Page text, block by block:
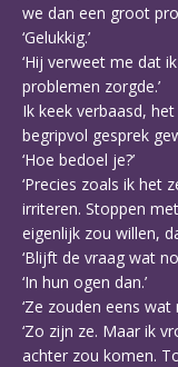
we dan een groot
‘Gelukkig.’
‘Hij verweet me dat
problemen zorgde.’
Ik keek verbaasd,
begripvol gesprek
‘Hoe bedoel je?’
‘Precies zoals ik het
irriteren. Stoppen
eigenlijk zou willen,
‘Blijft de vraag wat
‘In hun ogen dan.’
‘Ze zouden eens
‘Zo zijn ze. Maar ik
achter zou komen.